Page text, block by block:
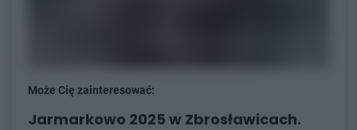
Może Cię zainteresować:
Jarmarkowo 2025 w Zbrosławicach.